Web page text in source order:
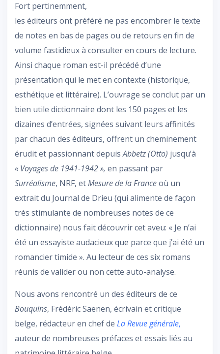
Fort pertinemment,
les éditeurs ont préféré ne pas encombrer le texte
de notes en bas de pages ou de retours en fin de
volume fastidieux à consulter en cours de lecture.
Ainsi chaque roman est-il précédé d’une
présentation qui le met en contexte (historique,
esthétique et littéraire). L’ouvrage se conclut par un
bien utile dictionnaire dont les 150 pages et les
dizaines d’entrées, signées suivant leurs affinités
par chacun des éditeurs, offrent un cheminement
érudit et passionnant depuisAbbetz (Otto) jusqu’à
« Voyages de 1941-1942 », en passant par
Surréalisme, NRF, etMesure de la Franceoù un
extrait du Journal de Drieu (qui alimente de façon
très stimulante de nombreuses notes de ce
dictionnaire) nous fait découvrir cet aveu: « Je n’ai
été un essayiste audacieux que parce que j’ai été un
romancier timide ». Au lecteur de ces six romans
réunis de valider ou non cette auto-analyse.
Nous avons rencontré un des éditeurs de ce
Bouquins, Frédéric Saenen, écrivain et critique
belge, rédacteur en chef de La Revue générale,
auteur de nombreuses préfaces et essais liés au